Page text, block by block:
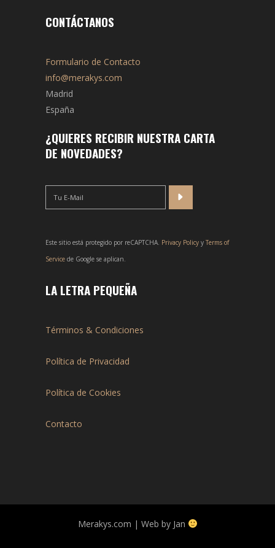
CONTÁCTANOS
Formulario de Contacto
info@merakys.com
Madrid
España
¿QUIERES RECIBIR NUESTRA CARTA
DE NOVEDADES?
Este sitio está protegido por reCAPTCHA. Privacy Policy y Terms of
Service de Google se aplican.
LA LETRA PEQUEÑA
Términos & Condiciones
Política de Privacidad
Política de Cookies
Contacto
Merakys.com | Web by Jan